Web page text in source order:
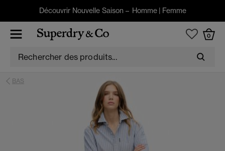
Découvrir Nouvelle Saison – Homme| Femme
0
BAS